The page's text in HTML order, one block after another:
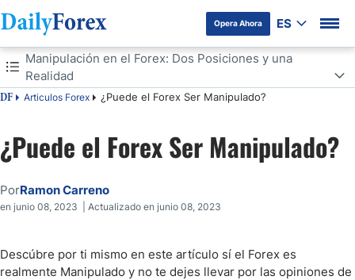
Opera Ahora ES
Tabla de contenidos
DF Articulos Forex ¿Puede el Forex Ser Manipulado?
Manipulación en el Forex: Dos Posiciones y una
Realidad
Manipulación en el Forex: Dos Posiciones y una Realidad
Manipulación por Parte de los Grandes Inversores
¿Cómo Evitar la Manipulación por Parte de tu Broker?
¿Puede el Forex Ser Manipulado?
PorRamon Carreno
en junio 08, 2023 | Actualizado en junio 08, 2023
Descúbre por ti mismo en este artículo sí el Forex es
realmente Manipulado y no te dejes llevar por las opiniones de